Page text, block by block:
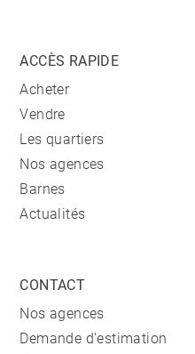
ACCÈS RAPIDE
Acheter
Vendre
Les quartiers
Nos agences
Barnes
Actualités
CONTACT
Nos agences
Demande d'estimation